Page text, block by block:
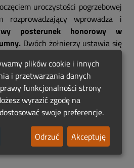
uroczystości pogrzebowej
rozprowadzający wprowadza i
posterunek honorowy w
Dwóch żołnierzy ustawia się
na wysokości stóp, frontem do
się dwóch żołnierzy
honorowy towarzyszy
ceremonii na cmentarzu .
organizowanej w domu
się czteroosobowy posterunek
kroku od trumny, frontem do
ustawia się dwóch żołnierzy w
plików cookie i innych
i przetwarzania danych
funkcjonalności strony
wyrazić zgodę na
swoje preferencje.
Odrzuć Akceptuję